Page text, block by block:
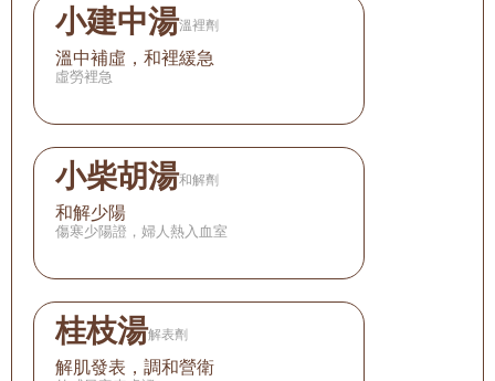
小建中湯溫裡劑
溫中補虛，和裡緩急
虛勞裡急
小柴胡湯和解劑
和解少陽
傷寒少陽證，婦人熱入血室
桂枝湯解表劑
解肌發表，調和營衛